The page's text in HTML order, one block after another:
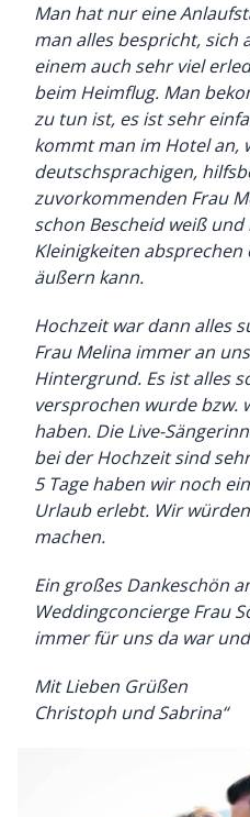
Man hat nur eine
man alles bespricht, sich
einem auch sehr viel
beim Heimflug. Man
zu tun ist, es ist sehr
kommt man im Hotel an,
deutschsprachigen,
zuvorkommenden Frau
schon Bescheid weiß
Kleinigkeiten
äußern kann.
Hochzeit war dann alles
Frau Melina immer an
Hintergrund. Es ist alles
versprochen wurde bzw.
haben. Die Live-
bei der Hochzeit sind
5 Tage haben wir noch
Urlaub erlebt. Wir
machen.
Ein großes Dankeschön
Weddingconcierge Frau
immer für uns da war
Mit Lieben Grüßen
Christoph und Sabrina“